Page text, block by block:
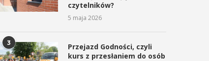
czytelników?
5 maja 2026
3
Przejazd Godności, czyli
kurs z przesłaniem do osób